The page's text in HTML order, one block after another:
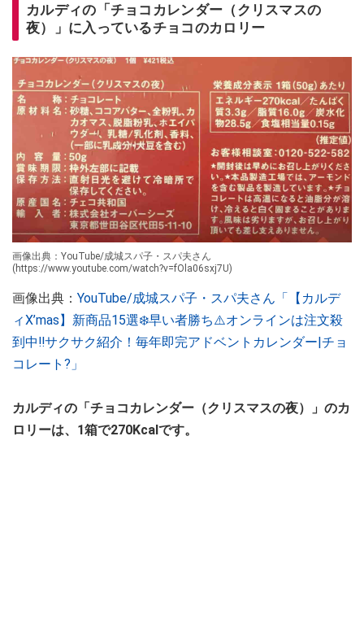
カルディの「チョコカレンダー（クリスマスの
夜）」に入っているチョコのカロリー
画像出典：YouTube/成城スパ子・スパ夫さん
(https://www.youtube.com/watch?v=fOla06sxj7U)
画像出典： YouTube/成城スパ子・スパ夫さん「【カルデ
ィX’mas】新商品15選❄️早い者勝ち⚠️オンラインは注文殺
到中‼︎サクサク紹介！毎年即完アドベントカレンダー|チョ
コレート?」
カルディの「チョコカレンダー（クリスマスの夜）」のカ
ロリーは、1箱で270Kcalです。